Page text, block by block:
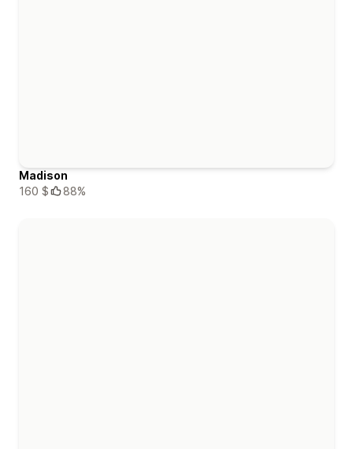
Madison
160 $
88%